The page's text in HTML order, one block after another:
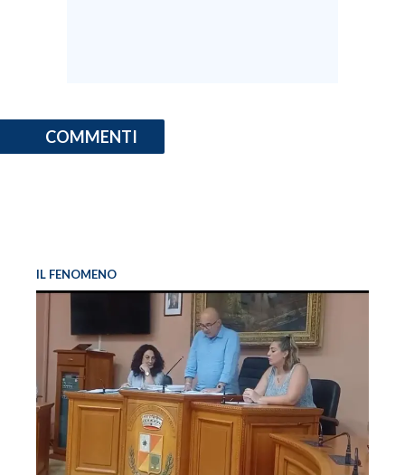
COMMENTI
IL FENOMENO